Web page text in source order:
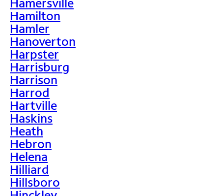
Hamilton
Hamler
Hanoverton
Harpster
Harrisburg
Harrison
Harrod
Hartville
Haskins
Heath
Hebron
Helena
Hilliard
Hillsboro